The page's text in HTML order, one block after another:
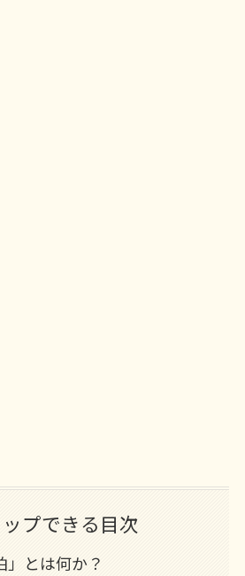
プできる目次
」とは何か？